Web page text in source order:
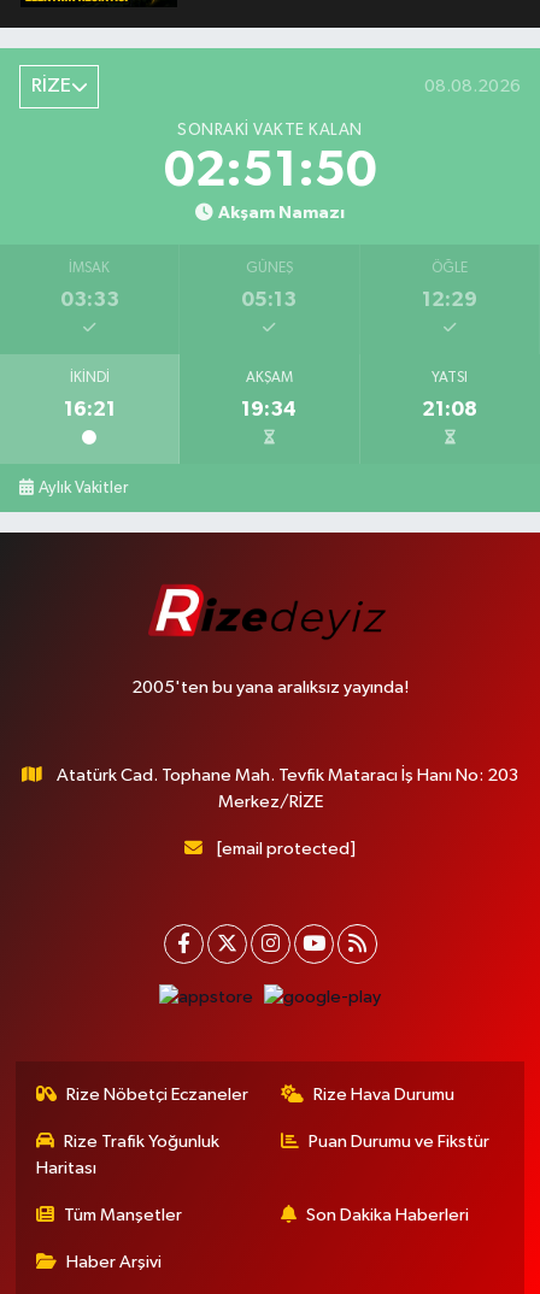
RİZE 08.08.2026
SONRAKI VAKTE KALAN
02:51:49
Akşam Namazı
İMSAK
03:33
GÜNEŞ
05:13
ÖĞLE
12:29
İKINDI
16:21
AKŞAM
19:34
YATSI
21:08
Aylık Vakitler
2005'ten bu yana aralıksız yayında!
Atatürk Cad. Tophane Mah. Tevfik Mataracı İş Hanı No: 203
Merkez/RİZE
[email protected]
Rize Nöbetçi Eczaneler Rize Hava Durumu
Rize Trafik Yoğunluk
Haritası
Puan Durumu ve Fikstür
Tüm Manşetler Son Dakika Haberleri
Haber Arşivi